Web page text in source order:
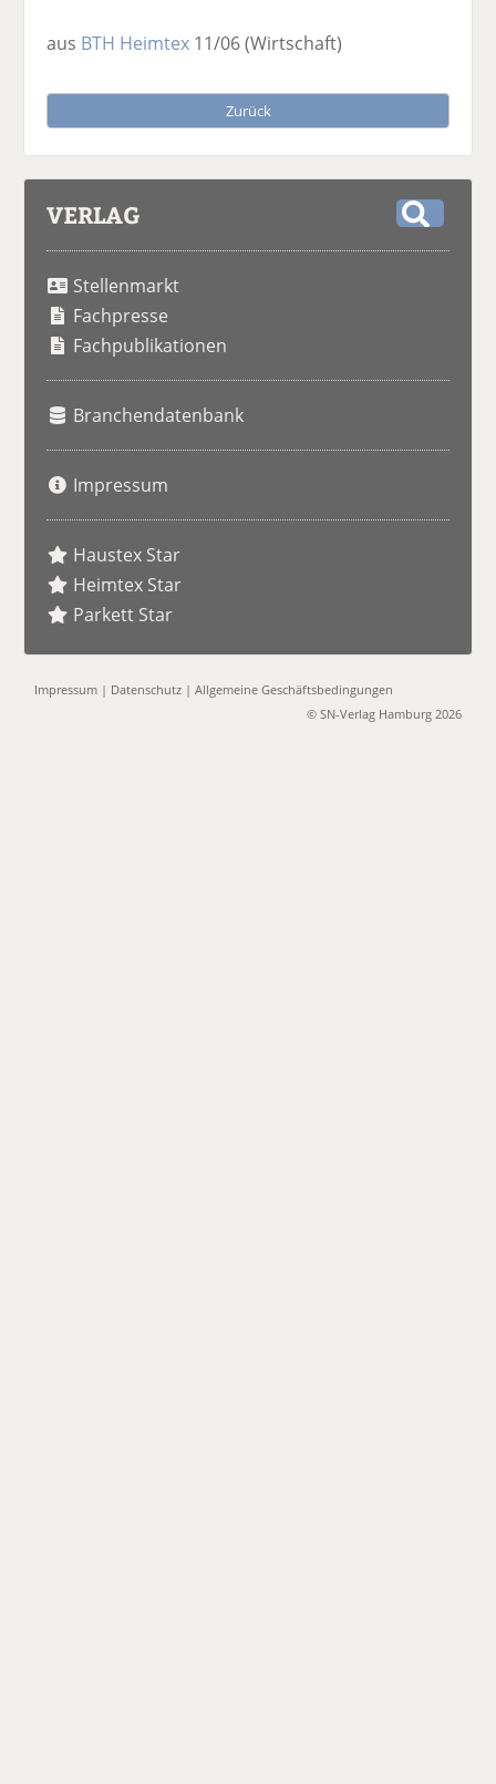
aus BTH Heimtex 11/06(Wirtschaft)
Zurück
VERLAG
Stellenmarkt
Fachpresse
Fachpublikationen
Branchendatenbank
Impressum
Haustex Star
Heimtex Star
Parkett Star
Impressum | Datenschutz |Allgemeine Geschäftsbedingungen
© SN-Verlag Hamburg 2026